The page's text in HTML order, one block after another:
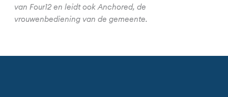
van Four12 en leidt ook Anchored, de
vrouwenbediening van de gemeente.